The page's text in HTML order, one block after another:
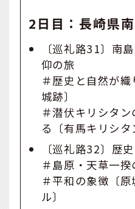
2日目：長崎県
〔巡礼路31〕南
仰の旅
＃歴史と自然が
城跡〕
＃潜伏キリシタ
る〔有馬キリシタ
〔巡礼路32〕歴
＃島原・天草一揆
＃平和の象徴〔
ル〕